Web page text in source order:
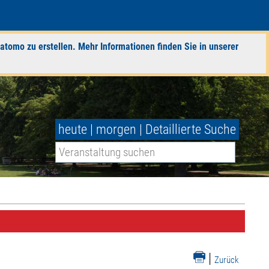
zu erstellen. Mehr Informationen finden Sie in unserer
heute | morgen | Detaillierte Suche
| Zurück